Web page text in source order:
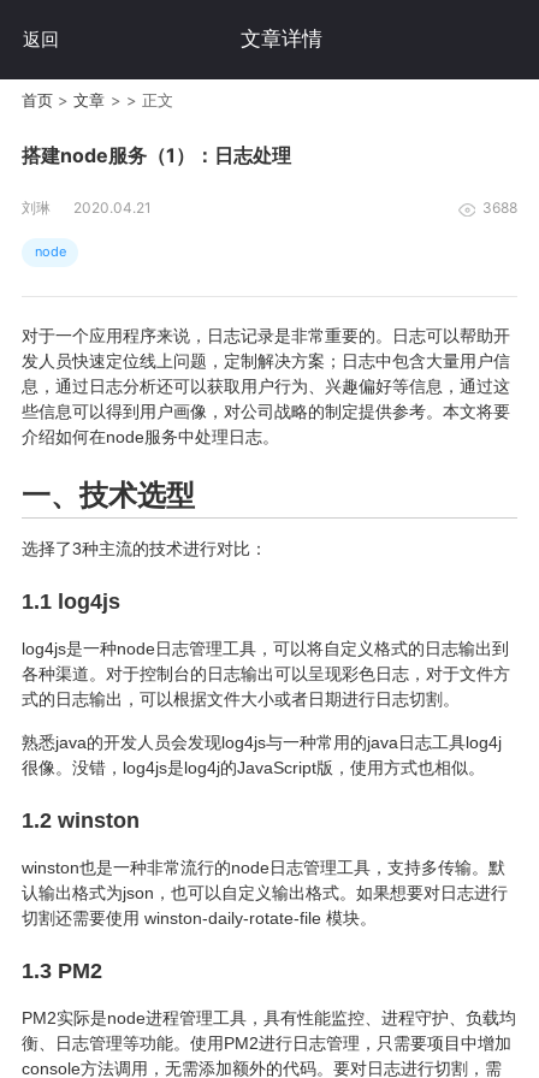
返回 文章详情
首页>文章 > > 正文
搭建node服务（1）：日志处理
刘琳 2020.04.21 3688
node
对于一个应用程序来说，日志记录是非常重要的。日志可以帮助开
发人员快速定位线上问题，定制解决方案；日志中包含大量用户信
息，通过日志分析还可以获取用户行为、兴趣偏好等信息，通过这
些信息可以得到用户画像，对公司战略的制定提供参考。本文将要
介绍如何在node服务中处理日志。
一、技术选型
选择了3种主流的技术进行对比：
1.1 log4js
log4js是一种node日志管理工具，可以将自定义格式的日志输出到
各种渠道。对于控制台的日志输出可以呈现彩色日志，对于文件方
式的日志输出，可以根据文件大小或者日期进行日志切割。
熟悉java的开发人员会发现log4js与一种常用的java日志工具log4j
很像。没错，log4js是log4j的JavaScript版，使用方式也相似。
1.2 winston
winston也是一种非常流行的node日志管理工具，支持多传输。默
认输出格式为json，也可以自定义输出格式。如果想要对日志进行
切割还需要使用 winston-daily-rotate-file 模块。
1.3 PM2
PM2实际是node进程管理工具，具有性能监控、进程守护、负载均
衡、日志管理等功能。使用PM2进行日志管理，只需要项目中增加
console方法调用，无需添加额外的代码。要对日志进行切割，需